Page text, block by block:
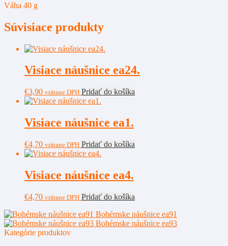
Váha 40 g
Súvisiace produkty
Visiace náušnice ea24.
€3,90 vrátane DPH Pridať do košíka
Visiace náušnice ea1.
€4,70 vrátane DPH Pridať do košíka
Visiace náušnice ea4.
€4,70 vrátane DPH Pridať do košíka
Bohémske náušnice ea91
Bohémske náušnice ea93
Kategórie produktov